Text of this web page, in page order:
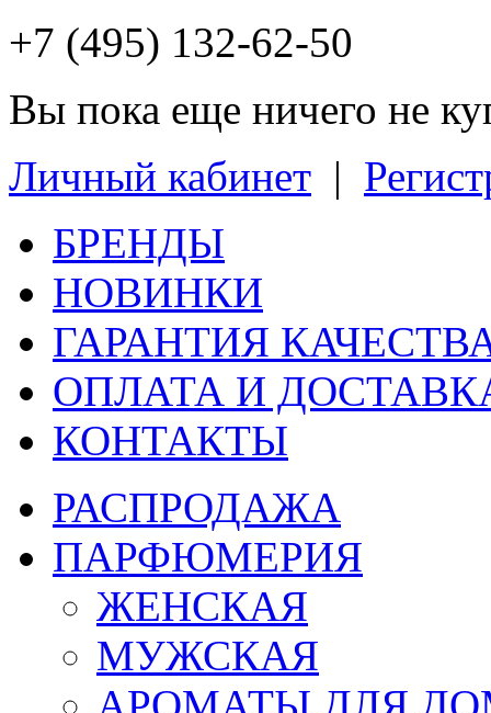
+7 (495) 132-62-50
Вы пока еще ничего не
Личный кабинет |
БРЕНДЫ
НОВИНКИ
ГАРАНТИЯ
ОПЛАТА И
КОНТАКТЫ
РАСПРОДАЖА
ПАРФЮМЕРИЯ
ЖЕНСКАЯ
МУЖСКАЯ